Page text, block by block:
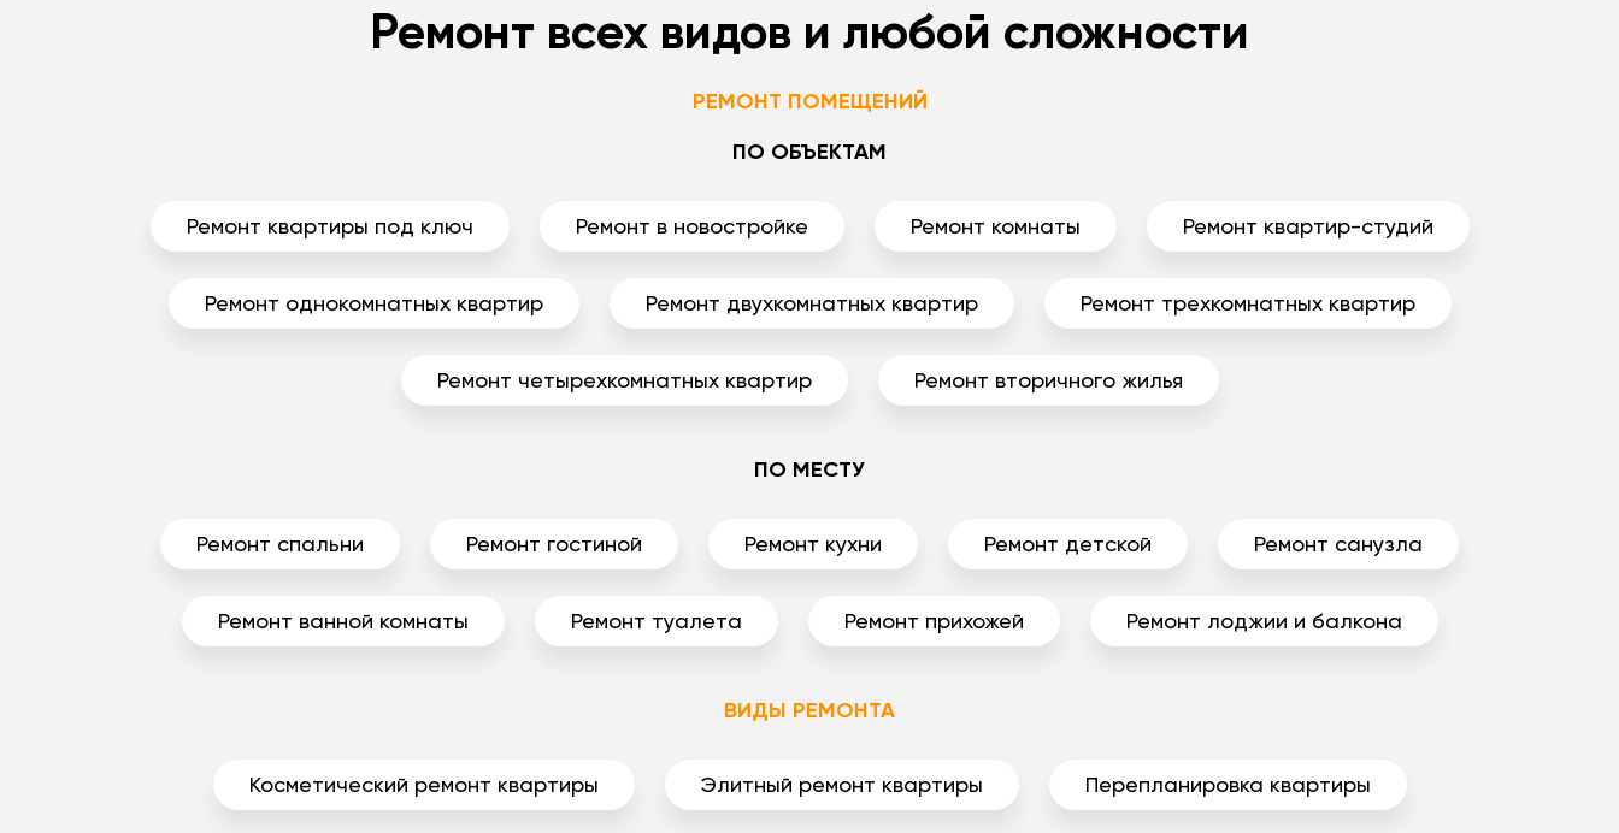
Ремонт всех видов и любой сложности
РЕМОНТ ПОМЕЩЕНИЙ
ПО ОБЪЕКТАМ
Ремонт квартиры под ключ Ремонт в новостройке Ремонт комнаты Ремонт квартир-студий
Ремонт однокомнатных квартир Ремонт двухкомнатных квартир Ремонт трехкомнатных квартир
Ремонт четырехкомнатных квартир Ремонт вторичного жилья
ПО МЕСТУ
Ремонт спальни Ремонт гостиной Ремонт кухни Ремонт детской Ремонт санузла
Ремонт ванной комнаты Ремонт туалета Ремонт прихожей Ремонт лоджии и балкона
ВИДЫ РЕМОНТА
Косметический ремонт квартиры Элитный ремонт квартиры Перепланировка квартиры